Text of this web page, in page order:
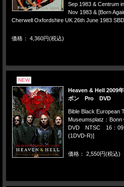
Sep 1983 & Centrum
Nov 1983 & [Born
Cherwell Oxfordshire UK 26th June 1983
価格： 4,360円(税込)
NEW
Heaven & Hell 2009
ボン Pro DVD
Bible Black
Museumsplatz：
DVD NTSC 16：
(1DVD-R)]
価格： 2,550円(税込)